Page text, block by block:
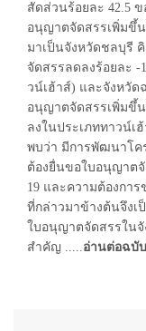
สัดส่วนร้อยละ 42.5
อนุญาตจัดสรรเพิ่มขึ้น
มาเป็นจังหวัดชลบุรี
จัดสรรลดลงร้อยละ -
วน์เฮ้าส์) และจังหวัด
อนุญาตจัดสรรเพิ่มขึ้น
ลงในประเภททาวน์
พบว่า มีการพัฒนาโค
ต้องยื่นขอใบอนุญาต
19 และความต้องกา
ที่กล่าวมาข้างต้นจึง
ใบอนุญาตจัดสรรใน
สำคัญ .....อ่านต่อฉบับ